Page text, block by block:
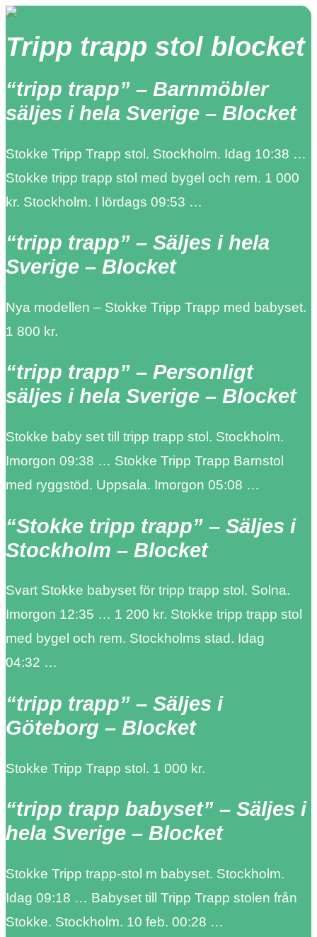
Tripp trapp stol blocket
“tripp trapp” – Barnmöbler
säljes i hela Sverige – Blocket
Stokke Tripp Trapp stol. Stockholm. Idag 10:38 …
Stokke tripp trapp stol med bygel och rem. 1 000
kr. Stockholm. I lördags 09:53 …
“tripp trapp” – Säljes i hela
Sverige – Blocket
Nya modellen – Stokke Tripp Trapp med babyset.
1 800 kr.
“tripp trapp” – Personligt
säljes i hela Sverige – Blocket
Stokke baby set till tripp trapp stol. Stockholm.
Imorgon 09:38 … Stokke Tripp Trapp Barnstol
med ryggstöd. Uppsala. Imorgon 05:08 …
“Stokke tripp trapp” – Säljes i
Stockholm – Blocket
Svart Stokke babyset för tripp trapp stol. Solna.
Imorgon 12:35 … 1 200 kr. Stokke tripp trapp stol
med bygel och rem. Stockholms stad. Idag
04:32 …
“tripp trapp” – Säljes i
Göteborg – Blocket
Stokke Tripp Trapp stol. 1 000 kr.
“tripp trapp babyset” – Säljes i
hela Sverige – Blocket
Stokke Tripp trapp-stol m babyset. Stockholm.
Idag 09:18 … Babyset till Tripp Trapp stolen från
Stokke. Stockholm. 10 feb. 00:28 …